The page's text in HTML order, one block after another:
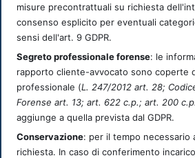
misure precontrattuali su richiesta
consenso esplicito per eventuali
sensi dell'art. 9 GDPR.
Segreto professionale forense: le
rapporto cliente-avvocato sono coperte
professionale (L. 247/2012 art. 28;
Forense art. 13; art. 622 c.p.; art. 200
aggiunge a quella prevista dal GDPR.
Conservazione: per il tempo necessario
richiesta. In caso di conferimento